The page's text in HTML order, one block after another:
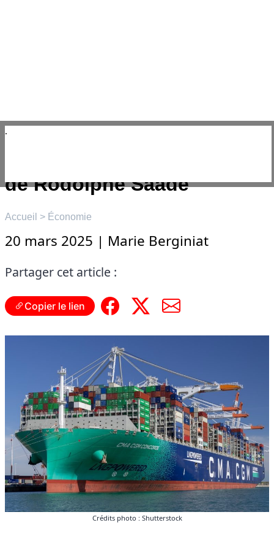
Crise sanitaire et transport
de Rodolphe Saadé
Accueil > Économie
20 mars 2025 | Marie Berginiat
Partager cet article :
Copier le lien
Crédits photo : Shutterstock